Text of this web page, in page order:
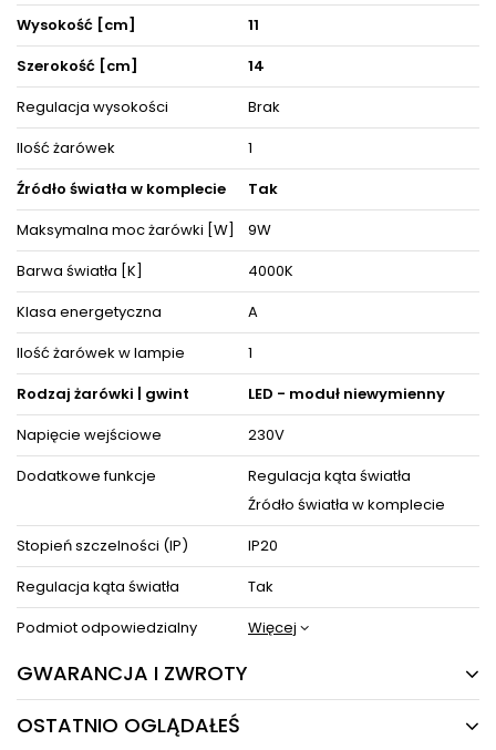
jasnych wnętrzach.
Wysoka jakość wykonania i ergonomiczna konstrukcja lampy
zagwarantuje łatwość w utrzymaniu czystości oraz
zadowolenie na wiele lat.
Wybierając model PROFILE FOCUS zyskasz zachwycającą i
cieszącą oko dekorację, która nada przestrzeniom
niepowtarzalnego wyglądu i elegancji. Lampa posiada miejsce
na 1 źródeł światła , o stopniu szczelności IP20.
Oświetlenie doskonale prezentuje się zarówno w towarzystwie
innych lamp, jak i pojedynczo oraz jako instalacje świetlne,
dzięki czemu można dopasować ją do różnego typu
pomieszczeń.
Produkt posiada certyfikaty zgodności i objęty jest gwarancją
producenta. Zestaw zawiera instrukcję obsługi oraz elementy
niezbędne do złożenia sprzętu.
ZOBACZ PODOBNE PRODUKTY W KATEGORIACH
Wysokość [cm]
11
Szerokość [cm]
14
Regulacja wysokości
Brak
Ilość żarówek
1
Źródło światła w komplecie
Tak
Maksymalna moc żarówki [W]
9W
Barwa światła [K]
4000K
Klasa energetyczna
A
Ilość żarówek w lampie
1
Rodzaj żarówki | gwint
LED - moduł niewymienny
Napięcie wejściowe
230V
Dodatkowe funkcje
Regulacja kąta światła
Źródło światła w komplecie
Stopień szczelności (IP)
IP20
Regulacja kąta światła
Tak
Podmiot odpowiedzialny
Więcej
GWARANCJA I ZWROTY
24 MIESIĄCE
OSTATNIO OGLĄDAŁEŚ